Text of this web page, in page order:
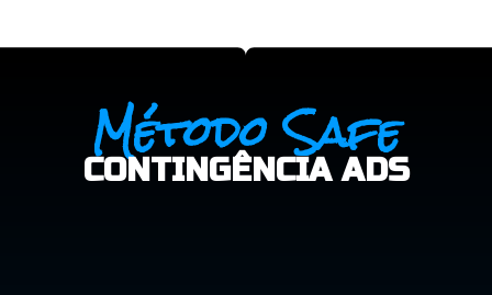
Método Safe
CONTINGÊNCIA ADS